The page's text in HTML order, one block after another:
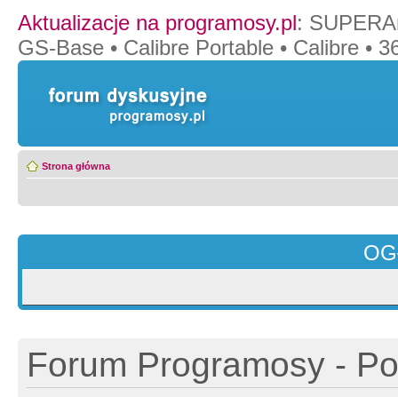
Aktualizacje na programosy.pl:
GS-Base • Calibre Portable • Calibre •
Strona główna
Forum Programosy -